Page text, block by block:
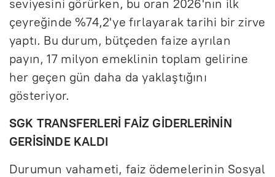
seviyesini görürken, bu oran 2026'nın ilk
çeyreğinde %74,2'ye fırlayarak tarihi bir zirve
yaptı. Bu durum, bütçeden faize ayrılan
payın, 17 milyon emeklinin toplam gelirine
her geçen gün daha da yaklaştığını
gösteriyor.
SGK TRANSFERLERİ FAİZ GİDERLERİNİN
GERİSİNDE KALDI
Durumun vahameti, faiz ödemelerinin Sosyal